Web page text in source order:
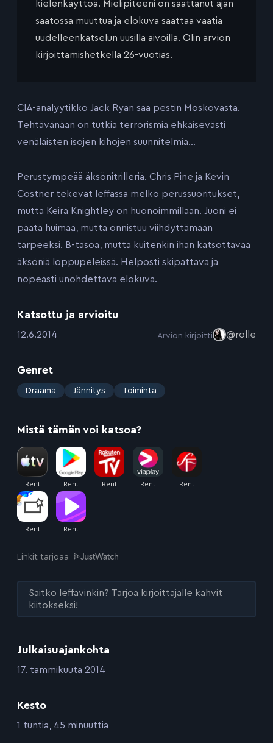
Julkaisuajankohta
:17. tammikuuta 2014
Kesto
:1 tuntia, 45 minuuttia
kielenkäyttöä. Mielipiteeni on saattanut ajan
saatossa muuttua ja elokuva saattaa vaatia
uudelleenkatselun uusilla aivoilla. Olin arvion
kirjoittamishetkellä 26-vuotias.
CIA-analyytikko Jack Ryan saa pestin Moskovasta.
Tehtävänään on tutkia terrorismia ehkäisevästi
venäläisten isojen kihojen suunnitelmia…
Perustympeää äksönitrilleriä. Chris Pine ja Kevin
Costner tekevät leffassa melko perussuoritukset,
mutta Keira Knightley on huonoimmillaan. Juoni ei
päätä huimaa, mutta onnistuu viihdyttämään
tarpeeksi. B-tasoa, mutta kuitenkin ihan katsottavaa
äksöniä loppupeleissä. Helposti skipattava ja
nopeasti unohdettava elokuva.
Katsottu ja arvioitu
:12.6.2014 Arvion kirjoitti @rolle
Genret
: Draama Jännitys Toiminta
Mistä tämän voi katsoa?
Linkit tarjoaa
Saitko leffavinkin? Tarjoa kirjoittajalle kahvit
kiitokseksi!